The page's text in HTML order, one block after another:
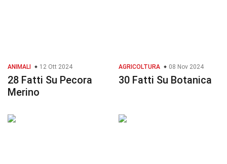
ANIMALI 12 Ott 2024
28 Fatti Su Pecora
Merino
AGRICOLTURA 08 Nov 2024
30 Fatti Su Botanica